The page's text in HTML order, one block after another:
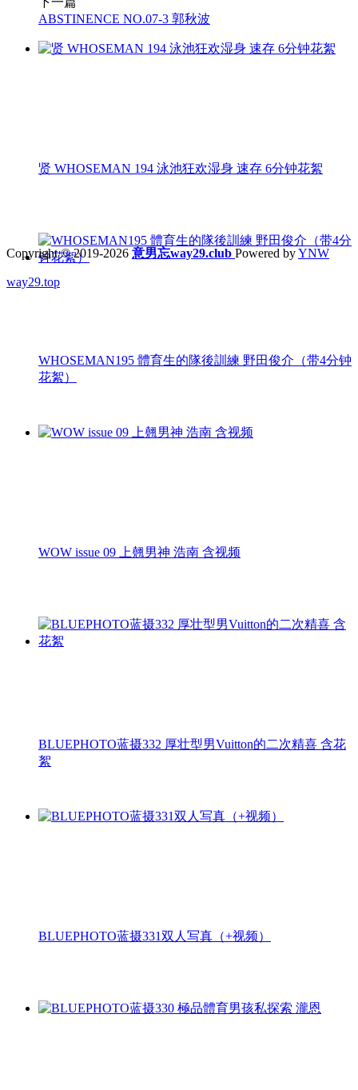
ABSTINENCE NO.07-3 郭秋波
贤 WHOSEMAN 194 泳池狂欢湿身 速存 6分钟花絮
WHOSEMAN195 體育生的隊後訓練 野田俊介（带4分钟
花絮）
WOW issue 09 上翹男神 浩南 含视频
BLUEPHOTO蓝摄332 厚壮型男Vuitton的二次精喜 含花
絮
BLUEPHOTO蓝摄331双人写真（+视频）
Copyright © 2019-2026 意男忘way29.club Powered byYNW
way29.top